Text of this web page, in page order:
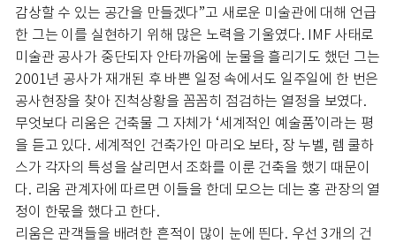
감상할 수 있는 공간을 만들겠다”고 새로운 미술관에 대해 언급
한 그는 이를 실현하기 위해 많은 노력을 기울였다. IMF 사태로
미술관 공사가 중단되자 안타까움에 눈물을 흘리기도 했던 그는
2001년 공사가 재개된 후 바쁜 일정 속에서도 일주일에 한 번은
공사현장을 찾아 진척상황을 꼼꼼히 점검하는 열정을 보였다.
무엇보다 리움은 건축물 그 자체가 ‘세계적인 예술품’이라는 평
을 듣고 있다. 세계적인 건축가인 마리오 보타, 장 누벨, 렘 쿨하
스가 각자의 특성을 살리면서 조화를 이룬 건축을 했기 때문이
다. 리움 관계자에 따르면 이들을 한데 모으는 데는 홍 관장의 열
정이 한몫을 했다고 한다.
리움은 관객들을 배려한 흔적이 많이 눈에 띈다. 우선 3개의 건